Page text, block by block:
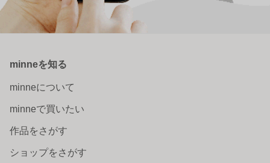
minneを知る
minneについて
minneで買いたい
作品をさがす
ショップをさがす